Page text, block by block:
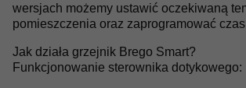
wersjach możemy ustawić oczekiwaną
pomieszczenia oraz zaprogramować
Jak działa grzejnik Brego Smart?
Funkcjonowanie sterownika dotykowego: